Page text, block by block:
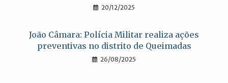
20/12/2025
João Câmara: Polícia Militar realiza ações
preventivas no distrito de Queimadas
26/08/2025